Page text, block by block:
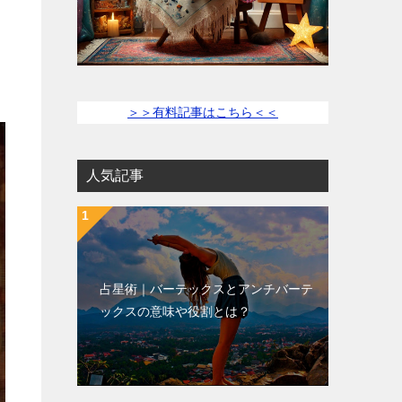
＞＞有料記事はこちら＜＜
人気記事
占星術｜バーテックスとアンチバーテ
ックスの意味や役割とは？